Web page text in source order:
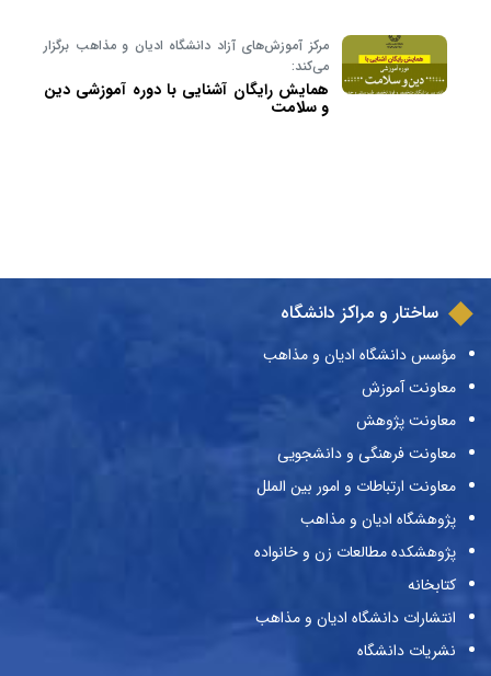
مرکز آموزش‌های آزاد دانشگاه ادیان و مذاهب برگزار
می‌کند:
همایش رایگان آشنایی با دوره آموزشی دین
و سلامت
ساختار و مراکز دانشگاه
مؤسس دانشگاه ادیان و مذاهب
معاونت آموزش
معاونت پژوهش
معاونت فرهنگی و دانشجویی
معاونت ارتباطات و امور بین الملل
پژوهشگاه ادیان و مذاهب
پژوهشکده مطالعات زن و خانواده
کتابخانه
انتشارات دانشگاه ادیان و مذاهب
نشریات دانشگاه